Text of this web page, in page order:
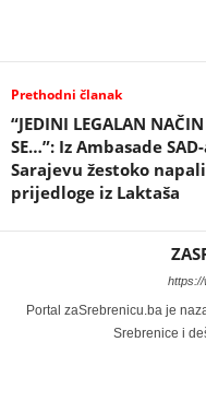
Prethodni članak
“JEDINI LEGALAN
SE…”: Iz Ambasade
Sarajevu žestoko napali
prijedloge iz Laktaša
Portal zaSrebrenicu.ba je
Srebrenice i